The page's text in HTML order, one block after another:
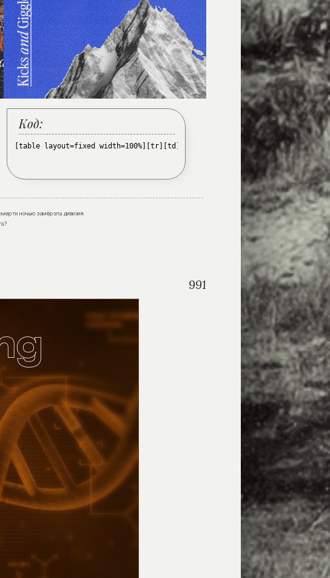
kicks-and-giggles.ru/][img]https://
Код:
[table layout=fixed width=100%][tr][td][/td][td
ночью замёрзла дивизия.
991